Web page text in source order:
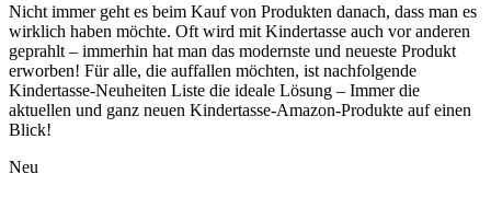
Nicht immer geht es beim Kauf von Produkten danach, dass man es
wirklich haben möchte. Oft wird mit Kindertasse auch vor anderen
geprahlt – immerhin hat man das modernste und neueste Produkt
erworben! Für alle, die auffallen möchten, ist nachfolgende
Kindertasse-Neuheiten Liste die ideale Lösung – Immer die
aktuellen und ganz neuen Kindertasse-Amazon-Produkte auf einen
Blick!
Neu